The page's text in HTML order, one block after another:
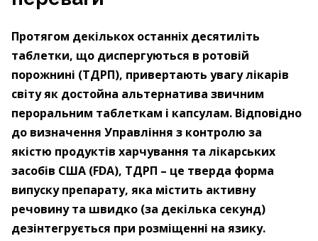
Протягом декількох останніх десятиліть
таблетки, що диспергуються в ротовій
порожнині (ТДРП), привертають увагу лікарів
світу як достойна альтернатива звичним
пероральним таблеткам і капсулам. Відповідно
до визначення Управління з контролю за
якістю продуктів харчування та лікарських
засобів США (FDA), ТДРП – це тверда форма
випуску препарату, яка містить активну
речовину та швидко (за декілька секунд)
дезінтегрується при розміщенні на язику.